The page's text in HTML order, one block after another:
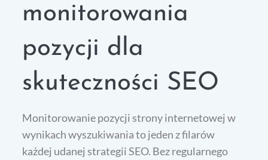
monitorowania
pozycji dla
skuteczności SEO
Monitorowanie pozycji strony internetowej w
wynikach wyszukiwania to jeden z filarów
każdej udanej strategii SEO. Bez regularnego